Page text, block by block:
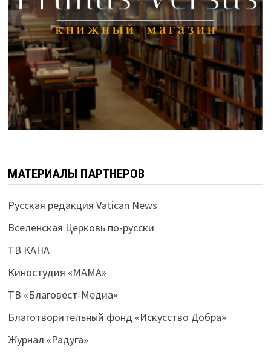
МАТЕРИАЛЫ ПАРТНЕРОВ
Русская редакция Vatican News
Вселенская Церковь по-русски
ТВ КАНА
Киностудия «МАМА»
ТВ «Благовест-Медиа»
Благотворительный фонд «Искусство Добра»
Журнал «Радуга»